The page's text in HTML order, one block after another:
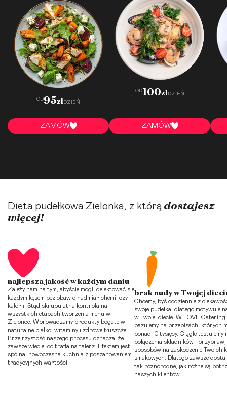
OD95zł DZIEŃ
ZAMÓW
OD100złDZIEŃ
ZAMÓW
Dieta pudełkowa Zielonka, z którą dostajesz
więcej!
najlepsza jakość w każdym daniu
Zależy nam na tym, abyście mogli delektować się
każdym kęsem bez obaw o nadmiar chemii czy
kalorii. Stąd skrupulatna kontrola na
wszystkich etapach tworzenia menu w
Zielonce. Wprowadzamy produkty bogate w
naturalne białko, witaminy i zdrowe tłuszcze.
Przejrzystość naszego procesu oznacza, że
zawsze wiecie, co trafia na talerz. Efektem jest
spójna, nowoczesna kuchnia z poszanowaniem
tradycyjnych wartości.
brak nudy w Twojej
Chcemy, byś codziennie z
swoje pudełka, dlatego motywuje
w Twojej diecie. W LOVE Catering
bazujemy na przepisach, których
ponad 10 tysięcy. Ciągle testujemy
połączenia składników i
sposobów na zaskoczenie Twoich
smakowych. Dlatego zawsze
tak różnorodne, jak różne są
naszych klientów.